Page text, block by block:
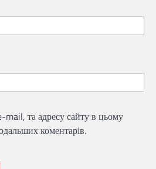
mail, та адресу сайту в цьому
коментарів.